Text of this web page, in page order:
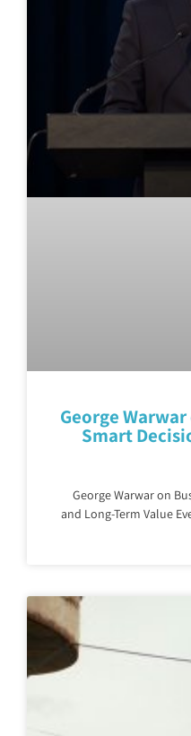
George
Smart
George Warwar on
and Long-Term Value